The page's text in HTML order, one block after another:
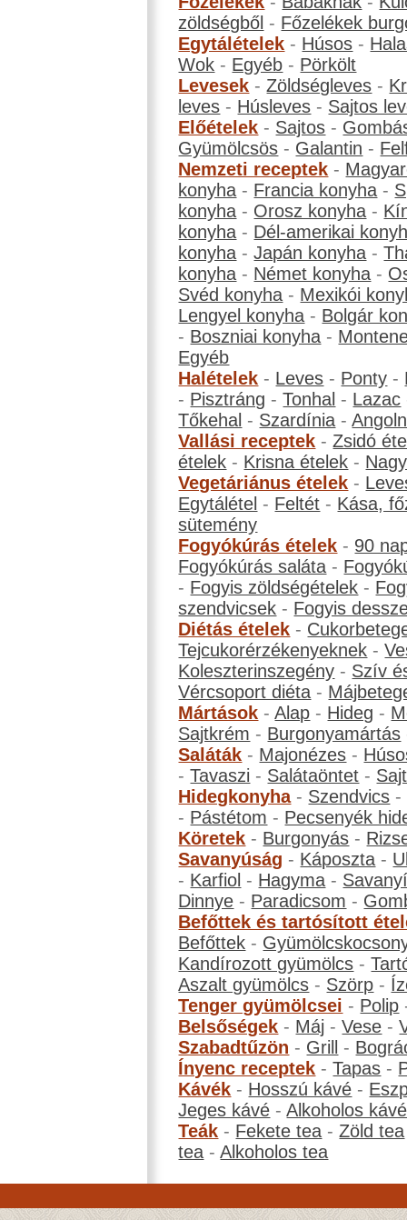
zöldségből - Főzelékek
Egytálételek - Húsos -
Wok - Egyéb - Pörkölt
Levesek -Zöldségleves -
leves - Húsleves - Sajtos
Előételek - Sajtos -
Gyümölcsös - Galantin -
Nemzeti receptek -
konyha - Francia konyha -
konyha - Orosz konyha -
konyha - Dél-amerikai
konyha -Japán konyha -
konyha - Német konyha -
Svéd konyha - Mexikói
Lengyel konyha - Bolgár
- Boszniai konyha -
Egyéb
Halételek - Leves - Ponty -
- Pisztráng -Tonhal - Lazac
Tőkehal - Szardínia -
Vallási receptek -Zsidó
ételek - Krisna ételek -
Vegetáriánus ételek -
Egytálétel - Feltét - Kása,
sütemény
Fogyókúrás ételek - 90
Fogyókúrás saláta -
- Fogyis zöldségételek -
szendvicsek - Fogyis
Diétás ételek -
Tejcukorérzékenyeknek -
Koleszterinszegény - Szív
Vércsoport diéta -
Mártások -Alap - Hideg -
Sajtkrém - Burgonyamártás
Saláták - Majonézes -
-Tavaszi - Salátaöntet -
Hidegkonyha- Szendvics -
- Pástétom - Pecsenyék
Köretek - Burgonyás -
Savanyúság - Káposzta -
- Karfiol - Hagyma -
Dinnye - Paradicsom -
Befőttek és tartósított
Befőttek -
Kandírozott gyümölcs -
Aszalt gyümölcs - Szörp -
Tenger gyümölcsei - Polip
Belsőségek - Máj -Vese -
Szabadtűzön - Grill -
Ínyenc receptek -Tapas -
Kávék - Hosszú kávé -
Jeges kávé -Alkoholos kávé
Teák - Fekete tea -Zöld tea
tea -Alkoholos tea